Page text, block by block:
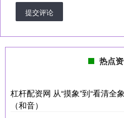
提交评论
热点
杠杆配资网 从“摸象”到“看清全
（和音）